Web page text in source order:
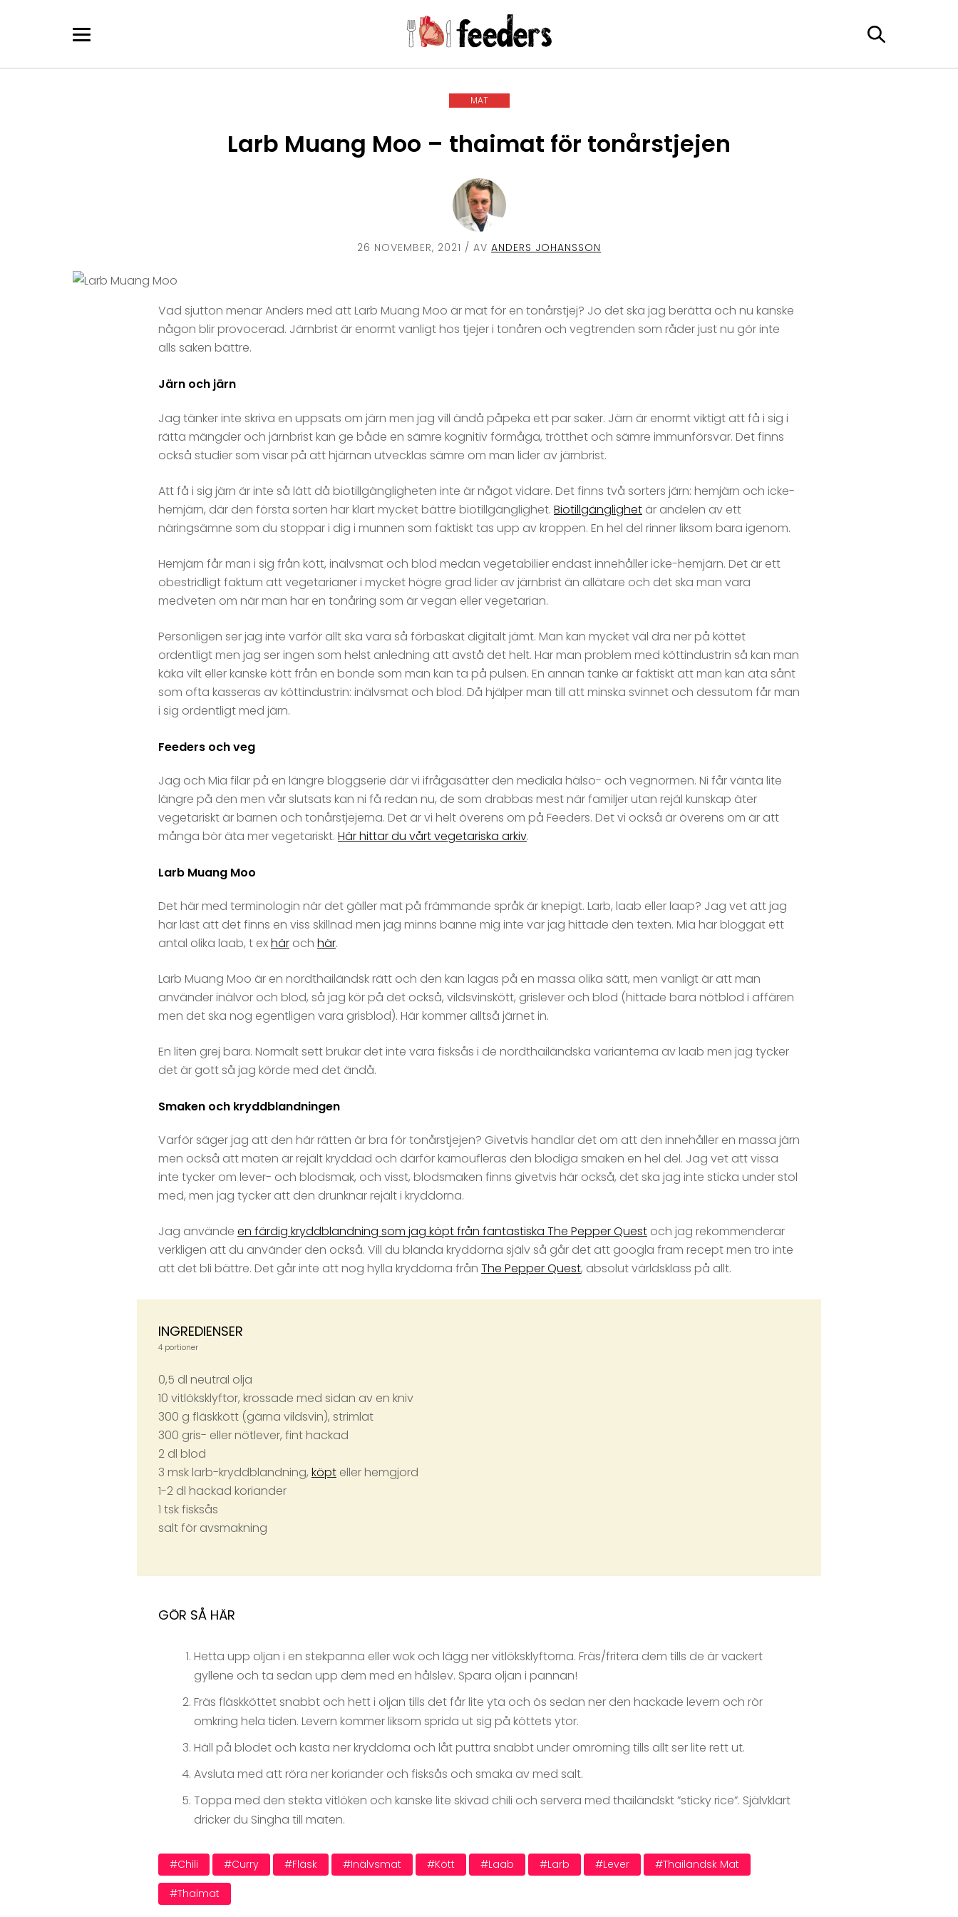
MAT
Larb Muang Moo – thaimat för tonårstjejen
26 NOVEMBER, 2021 / AV ANDERS JOHANSSON
Vad sjutton menar Anders med att Larb Muang Moo är mat för en tonårstjej? Jo det ska jag berätta och nu kanske
någon blir provocerad. Järnbrist är enormt vanligt hos tjejer i tonåren och vegtrenden som råder just nu gör inte
alls saken bättre.
Järn och järn
Jag tänker inte skriva en uppsats om järn men jag vill ändå påpeka ett par saker. Järn är enormt viktigt att få i sig i
rätta mängder och järnbrist kan ge både en sämre kognitiv förmåga, trötthet och sämre immunförsvar. Det finns
också studier som visar på att hjärnan utvecklas sämre om man lider av järnbrist.
Att få i sig järn är inte så lätt då biotillgängligheten inte är något vidare. Det finns två sorters järn: hemjärn och icke-
hemjärn, där den första sorten har klart mycket bättre biotillgänglighet. Biotillgänglighet är andelen av ett
näringsämne som du stoppar i dig i munnen som faktiskt tas upp av kroppen. En hel del rinner liksom bara igenom.
Hemjärn får man i sig från kött, inälvsmat och blod medan vegetabilier endast innehåller icke-hemjärn. Det är ett
obestridligt faktum att vegetarianer i mycket högre grad lider av järnbrist än allätare och det ska man vara
medveten om när man har en tonåring som är vegan eller vegetarian.
Personligen ser jag inte varför allt ska vara så förbaskat digitalt jämt. Man kan mycket väl dra ner på köttet
ordentligt men jag ser ingen som helst anledning att avstå det helt. Har man problem med köttindustrin så kan man
käka vilt eller kanske kött från en bonde som man kan ta på pulsen. En annan tanke är faktiskt att man kan äta sånt
som ofta kasseras av köttindustrin: inälvsmat och blod. Då hjälper man till att minska svinnet och dessutom får man
i sig ordentligt med järn.
Feeders och veg
Jag och Mia filar på en längre bloggserie där vi ifrågasätter den mediala hälso- och vegnormen. Ni får vänta lite
längre på den men vår slutsats kan ni få redan nu, de som drabbas mest när familjer utan rejäl kunskap äter
vegetariskt är barnen och tonårstjejerna. Det är vi helt överens om på Feeders. Det vi också är överens om är att
många bör äta mer vegetariskt. Här hittar du vårt vegetariska arkiv.
Larb Muang Moo
Det här med terminologin när det gäller mat på främmande språk är knepigt. Larb, laab eller laap? Jag vet att jag
har läst att det finns en viss skillnad men jag minns banne mig inte var jag hittade den texten. Mia har bloggat ett
antal olika laab, t exhär och här.
Larb Muang Moo är en nordthailändsk rätt och den kan lagas på en massa olika sätt, men vanligt är att man
använder inälvor och blod, så jag kör på det också, vildsvinskött, grislever och blod (hittade bara nötblod i affären
men det ska nog egentligen vara grisblod). Här kommer alltså järnet in.
En liten grej bara. Normalt sett brukar det inte vara fisksås i de nordthailändska varianterna av laab men jag tycker
det är gott så jag körde med det ändå.
Smaken och kryddblandningen
Varför säger jag att den här rätten är bra för tonårstjejen? Givetvis handlar det om att den innehåller en massa järn
men också att maten är rejält kryddad och därför kamoufleras den blodiga smaken en hel del. Jag vet att vissa
inte tycker om lever- och blodsmak, och visst, blodsmaken finns givetvis här också, det ska jag inte sticka under stol
med, men jag tycker att den drunknar rejält i kryddorna.
Jag använde en färdig kryddblandning som jag köpt från fantastiska The Pepper Quest och jag rekommenderar
verkligen att du använder den också. Vill du blanda kryddorna själv så går det att googla fram recept men tro inte
att det bli bättre. Det går inte att nog hylla kryddorna från The Pepper Quest, absolut världsklass på allt.
INGREDIENSER
4 portioner
0,5 dl neutral olja
10 vitlöksklyftor, krossade med sidan av en kniv
300 g fläskkött (gärna vildsvin), strimlat
300 gris- eller nötlever, fint hackad
2 dl blod
3 msk larb-kryddblandning, köpt eller hemgjord
1-2 dl hackad koriander
1 tsk fisksås
salt för avsmakning
GÖR SÅ HÄR
Hetta upp oljan i en stekpanna eller wok och lägg ner vitlöksklyftorna. Fräs/fritera dem tills de är vackert
gyllene och ta sedan upp dem med en hålslev. Spara oljan i pannan!
Fräs fläskköttet snabbt och hett i oljan tills det får lite yta och ös sedan ner den hackade levern och rör
omkring hela tiden. Levern kommer liksom sprida ut sig på köttets ytor.
Häll på blodet och kasta ner kryddorna och låt puttra snabbt under omrörning tills allt ser lite rett ut.
Avsluta med att röra ner koriander och fisksås och smaka av med salt.
Toppa med den stekta vitlöken och kanske lite skivad chili och servera med thailändskt ”sticky rice”. Självklart
dricker du Singha till maten.
#chili #curry #fläsk #inälvsmat #kött #laab #larb #lever #thailändsk Mat
#thaimat